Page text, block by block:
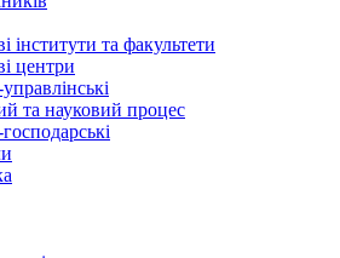
інститути та факультети
центри
та науковий процес